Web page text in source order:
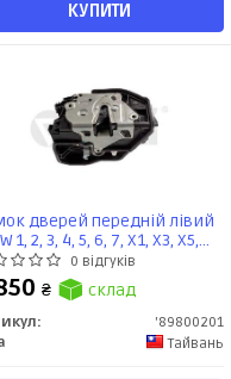
КУПИТИ
Hyundai/Kia/Lada/
дверей передній лівий
1, 2, 3, 4, 5, 6, 7, X1, X3, X5,
(89800201) VIKA
0 відгуків
₴ склад
'89800201
Тайвань